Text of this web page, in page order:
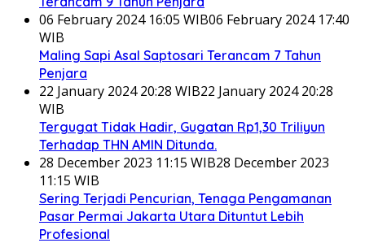
06 February 2024 16:05 WIB06 February 2024 17:40
WIB
Maling Sapi Asal Saptosari Terancam 7 Tahun
Penjara
22 January 2024 20:28 WIB22 January 2024 20:28
WIB
Tergugat Tidak Hadir, Gugatan Rp1,30 Triliyun
Terhadap THN AMIN Ditunda.
28 December 2023 11:15 WIB28 December 2023
11:15 WIB
Sering Terjadi Pencurian, Tenaga Pengamanan
Pasar Permai Jakarta Utara Dituntut Lebih
Profesional